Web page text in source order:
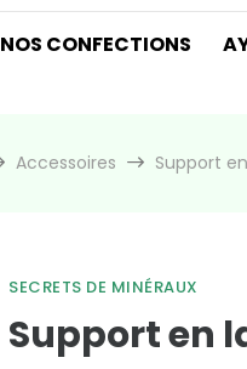
NOS CONFECTIONS
Accessoires Support
SECRETS DE MINÉRAUX
Support en